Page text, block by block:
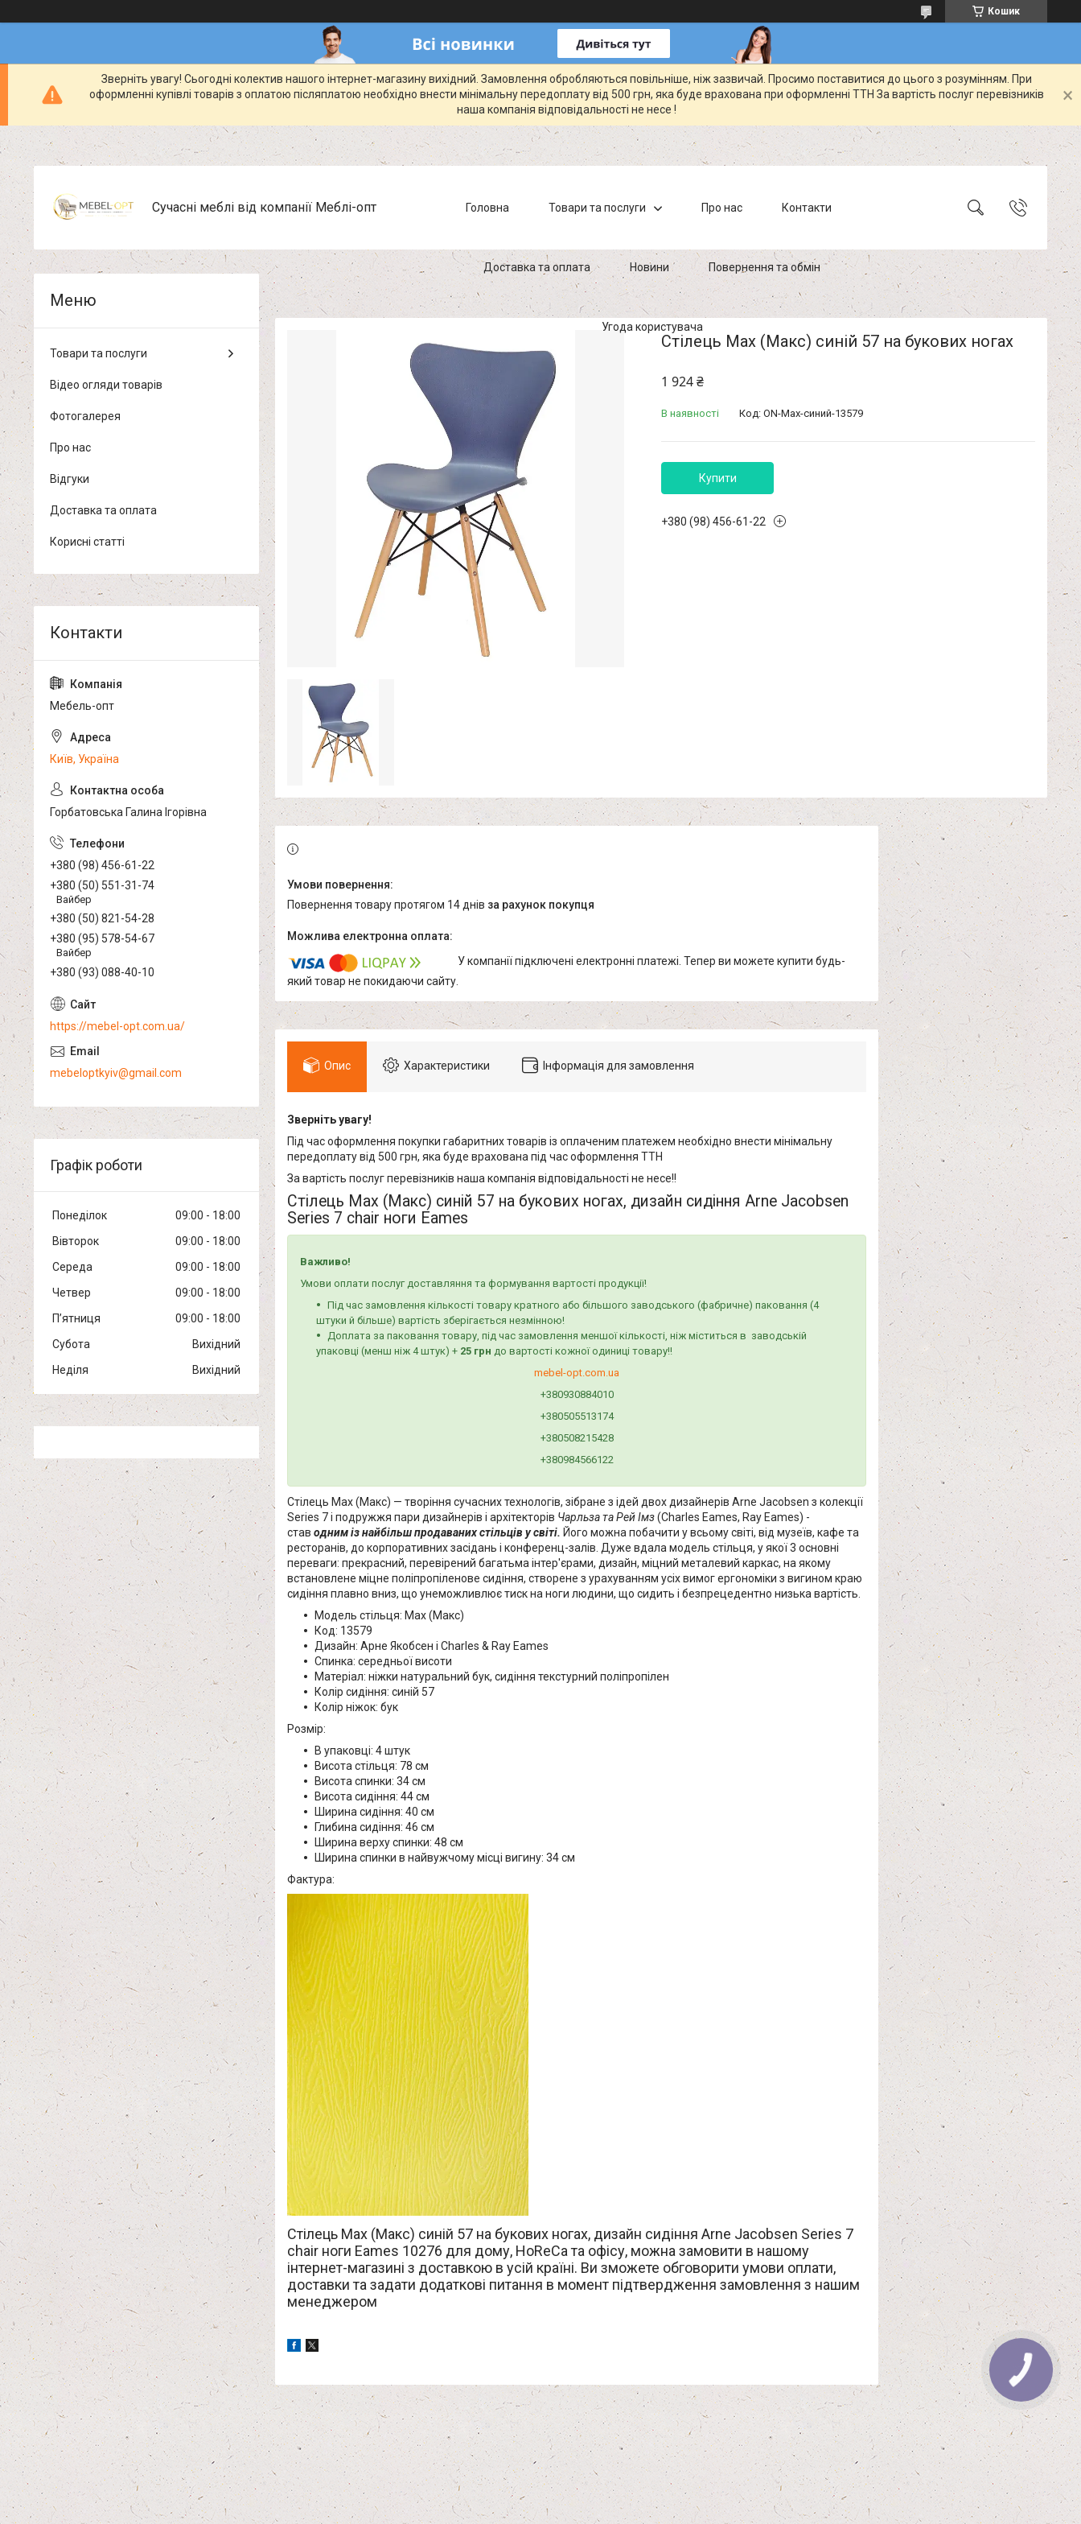
Кошик
Зверніть увагу! Сьогодні колектив нашого інтернет-магазину вихідний. Замовлення обробляються повільніше, ніж зазвичай. Просимо поставитися до цього з розумінням. При
оформленні купівлі товарів з оплатою післяплатою необхідно внести мінімальну передоплату від 500 грн, яка буде врахована при оформленні ТТН За вартість послуг перевізників
наша компанія відповідальності не несе !
Сучасні меблі від компанії Меблі-опт Головна Товари та послуги Про нас Контакти
Доставка та оплата Новини Повернення та обмін
Угода користувача
Стілець Max (Макс) синій 57 на букових ногах
1 924 ₴
В наявності Код: ON-Max-синий-13579
Купити
+380 (98) 456-61-22
повернення товару протягом 14 днів за рахунок покупця
У компанії підключені електронні платежі. Тепер ви можете купити будь-
який товар не покидаючи сайту.
Опис Характеристики Інформація для замовлення
Зверніть увагу!
Під час оформлення покупки габаритних товарів із оплаченим платежем необхідно внести мінімальну
передоплату від 500 грн, яка буде врахована під час оформлення ТТН
За вартість послуг перевізників наша компанія відповідальності не несе!!
Стілець Max (Макс) синій 57 на букових ногах, дизайн сидіння Arne Jacobsen
Series 7 chair ноги Eames
Важливо!
Умови оплати послуг доставляння та формування вартості продукції!
Під час замовлення кількості товару кратного або більшого заводського (фабричне) паковання (4
штуки й більше) вартість зберігається незмінною!
Доплата за паковання товару, під час замовлення меншої кількості, ніж міститься в заводській
упаковці (менш ніж 4 штук) + 25 грн до вартості кожної одиниці товару!!
mebel-opt.com.ua
+380930884010
+380505513174
+380508215428
+380984566122
Стілець Max (Макс) — творіння сучасних технологів, зібране з ідей двох дизайнерів Arne Jacobsen з колекції
Series 7 і подружжя пари дизайнерів і архітекторів Чарльза та Рей Імз(Charles Eames, Ray Eames) -
став одним із найбільш продаваних стільців у світі. Його можна побачити у всьому світі, від музеїв, кафе та
ресторанів, до корпоративних засідань і конференц-залів. Дуже вдала модель стільця, у якої 3 основні
переваги: прекрасний, перевірений багатьма інтер'єрами, дизайн, міцний металевий каркас, на якому
встановлене міцне поліпропіленове сидіння, створене з урахуванням усіх вимог ергономіки з вигином краю
сидіння плавно вниз, що унеможливлює тиск на ноги людини, що сидить і безпрецедентно низька вартість.
Модель стільця: Max (Макс)
Код: 13579
Дизайн: Арне Якобсен і Charles & Ray Eames
Спинка: середньої висоти
Матеріал: ніжки натуральний бук, сидіння текстурний поліпропілен
Колір сидіння: синій 57
Колір ніжок: бук
Розмір:
В упаковці: 4 штук
Висота стільця: 78 см
Висота спинки: 34 см
Висота сидіння: 44 см
Ширина сидіння: 40 см
Глибина сидіння: 46 см
Ширина верху спинки: 48 см
Ширина спинки в найвужчому місці вигину: 34 см
Фактура:
Стілець Max (Макс) синій 57 на букових ногах, дизайн сидіння Arne Jacobsen Series 7
chair ноги Eames 10276 для дому, HoReCa та офісу, можна замовити в нашому
інтернет-магазині з доставкою в усій країні. Ви зможете обговорити умови оплати,
доставки та задати додаткові питання в момент підтвердження замовлення з нашим
менеджером
Товари та послуги
Відео огляди товарів
Фотогалерея
Про нас
Відгуки
Доставка та оплата
Корисні статті
Мебель-опт
Київ, Україна
Горбатовська Галина Ігорівна
+380 (98) 456-61-22
+380 (50) 551-31-74
Вайбер
+380 (50) 821-54-28
+380 (95) 578-54-67
Вайбер
+380 (93) 088-40-10
https://mebel-opt.com.ua/
mebeloptkyiv@gmail.com
Графік роботи
Понеділок 09:00
18:00
Вівторок
09:00
18:00
Середа
09:00
18:00
Четвер
09:00
18:00
Пʼятниця
09:00
18:00
Субота
Вихідний
Неділя
Вихідний